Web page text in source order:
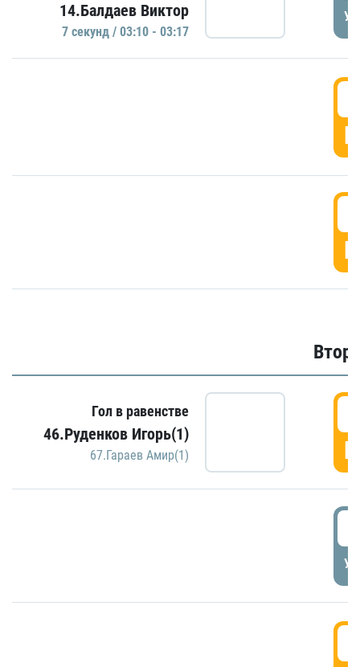
14.Балдаев Виктор
7 секунд / 03:10 - 03:17
Гол в равенстве
46.Руденков Игорь(1)
67.Гараев Амир(1)